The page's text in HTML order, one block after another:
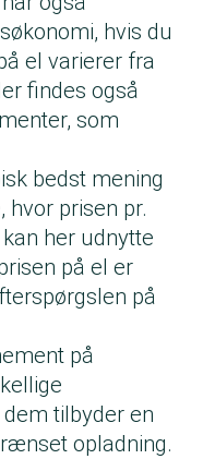
hvis du
el varierer fra
findes også
som
bedst mening
hvor prisen pr.
her udnytte
på el er
på
på
tilbyder en
opladning.